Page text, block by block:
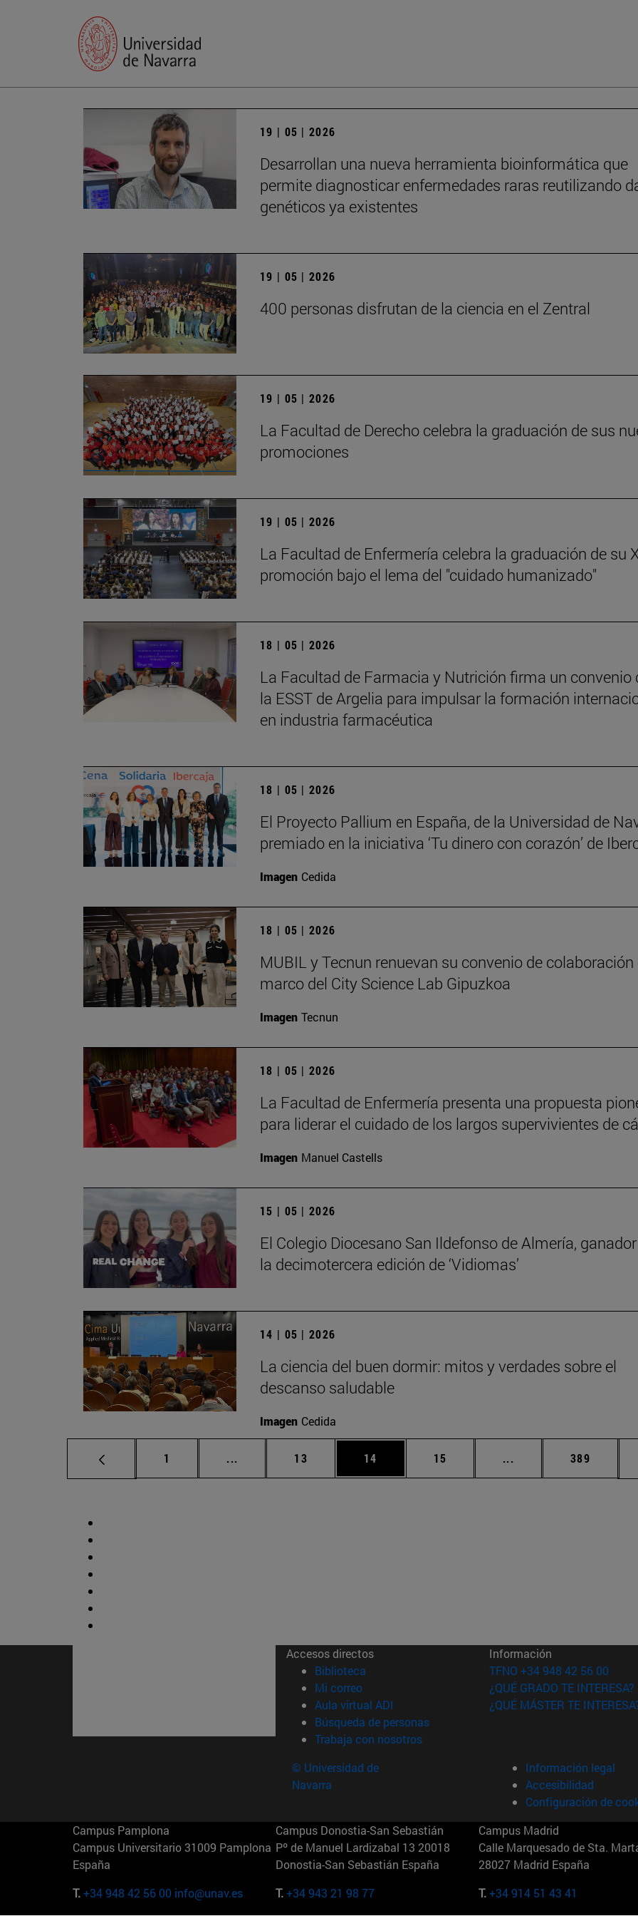
19 | 05 | 2026
Desarrollan una nueva herramienta bioinformática que
permite diagnosticar enfermedades raras reutilizando
genéticos ya existentes
19 | 05 | 2026
400 personas disfrutan de la ciencia en el Zentral
19 | 05 | 2026
La Facultad de Derecho celebra la graduación de sus
promociones
19 | 05 | 2026
La Facultad de Enfermería celebra la graduación de su
promoción bajo el lema del "cuidado humanizado"
18 | 05 | 2026
La Facultad de Farmacia y Nutrición firma un convenio
la ESST de Argelia para impulsar la formación
en industria farmacéutica
18 | 05 | 2026
El Proyecto Pallium en España, de la Universidad de
premiado en la iniciativa ‘Tu dinero con corazón’ de
Imagen Cedida
18 | 05 | 2026
MUBIL y Tecnun renuevan su convenio de colaboración
marco del City Science Lab Gipuzkoa
Imagen Tecnun
18 | 05 | 2026
La Facultad de Enfermería presenta una propuesta
para liderar el cuidado de los largos supervivientes de
Imagen Manuel Castells
15 | 05 | 2026
El Colegio Diocesano San Ildefonso de Almería,
la decimotercera edición de ‘Vidiomas’
14 | 05 | 2026
La ciencia del buen dormir: mitos y verdades sobre el
descanso saludable
Imagen Cedida
Página
1 ... Páginas intermedias Use TAB para desplazarse.
Página
13 Página
14 Página
15 ... Páginas intermedias
Página
389
Accesos directos
Biblioteca (abre en nueva ventana)
Mi correo(abre en nueva ventana)
Aula virtual ADI (abre en nueva ventana)
Búsqueda de personas(abre en nueva ventana)
Trabaja con nosotros(abre en nueva ventana)
Información
TFNO +34 948 42 56 00
¿QUÉ GRADO TE INTERESA?
¿QUÉ MÁSTER TE
© Universidad de
Navarra
Información legal
Accesibilidad
Configuración de
Campus Pamplona
Campus Universitario 31009 Pamplona
España
T.+34 948 42 56 00 info@unav.es
Campus Donostia-San Sebastián
Pº de Manuel Lardizabal 13 20018
Donostia-San Sebastián España
T.+34 943 21 98 77
Campus Madrid
Calle Marquesado de Sta.
28027 Madrid España
T.+34 914 51 43 41